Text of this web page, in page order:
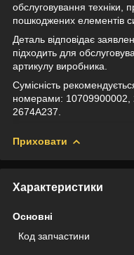
обслуговування техніки,
пошкоджених елементів
Деталь відповідає
підходить для
артикулу виробника.
Сумісність
номерами: 10709900002,
2674A237.
Приховати
Характеристики
Основні
Код запчастини